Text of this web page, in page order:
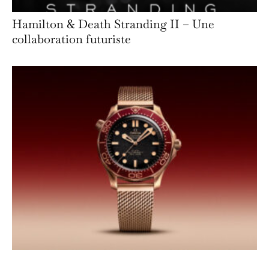
Hamilton & Death Stranding II – Une
collaboration futuriste